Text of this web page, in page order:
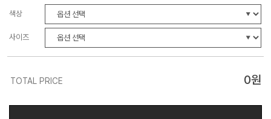
색상
사이즈
TOTAL PRICE 0원